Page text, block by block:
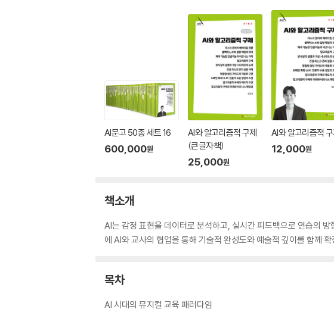
AI문고 50종 세트 16
600,000원
AI와 알고리즘적 구제
(큰글자책)
25,000원
AI와 알고리즘적
12,000원
책소개
AI는 감정 표현을 데이터로 분석하고, 실시간 피드백으로 연습의
에 AI와 교사의 협업을 통해 기술적 완성도와 예술적 깊이를 함께
목차
AI 시대의 뮤지컬 교육 패러다임